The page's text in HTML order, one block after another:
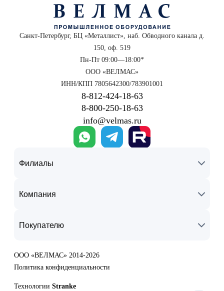
Санкт-Петербург, БЦ «Металлист», наб. Обводного канала д.
150, оф. 519
Пн-Пт 09:00—18:00*
ООО «ВЕЛМАС»
ИНН/КПП 7805642300/783901001
8‑812‑424‑18‑63
8‑800‑250‑18‑63
info@velmas.ru
Филиалы
Компания
Покупателю
ООО «ВЕЛМАС» 2014-2026
Политика конфиденциальности
Технологии Stranke